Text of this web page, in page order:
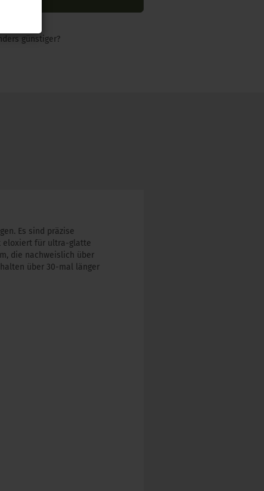
günstiger?
Es sind präzise
eloxiert für ultra-glatte
die nachweislich über
über 30-mal länger